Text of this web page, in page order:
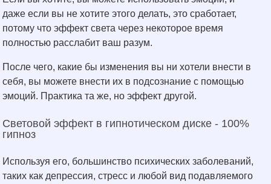
даже если вы не хотите этого делать, это сработает,
потому что эффект света через некоторое время
полностью расслабит ваш разум.
После чего, какие бы изменения вы ни хотели внести в
себя, вы можете внести их в подсознание с помощью
эмоций. Практика та же, но эффект другой.
Световой эффект в гипнотическом диске - 100%
гипноз
Используя его, большинство психических заболеваний,
таких как депрессия, стресс и любой вид подавляемого